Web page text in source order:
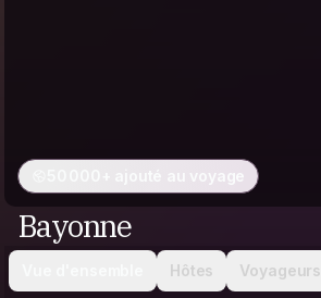
50 000+ ajouté au voyage
Bayonne
Hôtes Voyageurs